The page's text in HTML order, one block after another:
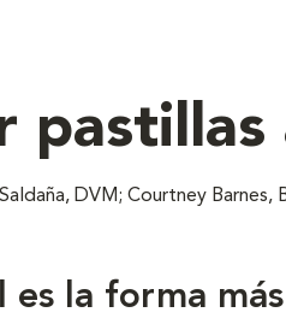
DVM; Courtney
es la forma